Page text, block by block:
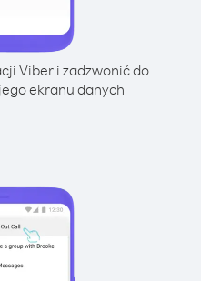
Viber i zadzwonić do
ekranu danych